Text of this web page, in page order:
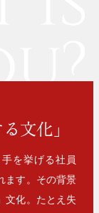
文化」
を挙げる社員
ます。その背景
文化。たとえ失